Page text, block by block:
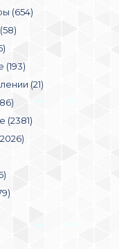
(654)
(193)
(21)
(2381)